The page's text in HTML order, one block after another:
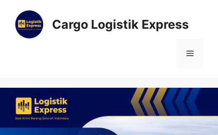
Cargo Logistik Express